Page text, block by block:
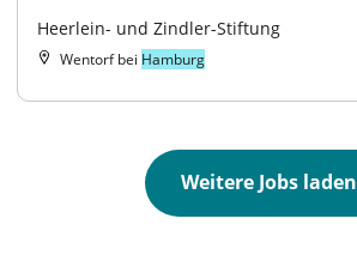
Heerlein- und Zindler-Stiftung
Wentorf bei Hamburg
Weitere Jobs laden